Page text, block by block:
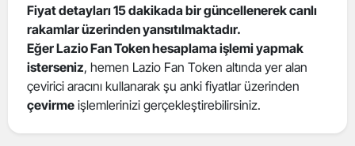
Fiyat detayları 15 dakikada bir güncellenerek canlı
rakamlar üzerinden yansıtılmaktadır.
Eğer Lazio Fan Token hesaplama işlemi yapmak
isterseniz, hemen Lazio Fan Token altında yer alan
çevirici aracını kullanarak şu anki fiyatlar üzerinden
çevirme işlemlerinizi gerçekleştirebilirsiniz.